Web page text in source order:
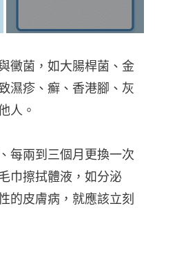
黴菌，如大腸桿菌、金
濕疹、癬、香港腳、灰
人。
每兩到三個月更換一次
巾擦拭體液，如分泌
的皮膚病，就應該立刻